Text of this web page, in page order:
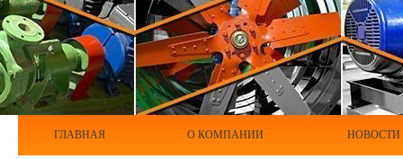
ГЛАВНАЯ О КОМПАНИИ НОВОСТИ